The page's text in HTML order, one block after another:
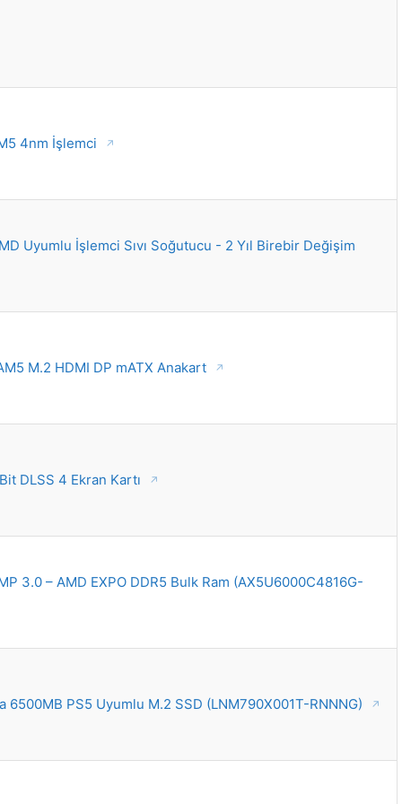
4nm İşlemci
Uyumlu İşlemci Sıvı Soğutucu - 2 Yıl Birebir Değişim
M.2 HDMI DP mATX Anakart
DLSS 4 Ekran Kartı
3.0 – AMD EXPO DDR5 Bulk Ram (AX5U6000C4816G-
PS5 Uyumlu M.2 SSD (LNM790X001T-RNNNG)